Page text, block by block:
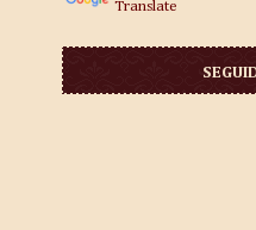
Translate